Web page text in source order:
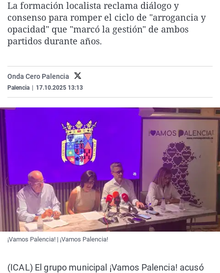
La rosa de los vientos
Gente viajera
Caso
Retornados
Extremadura
Galicia
Virales
Televisión
La formación localista reclama diálogo y
consenso para romper el ciclo de "arrogancia y
opacidad" que "marcó la gestión" de ambos
partidos durante años.
Onda Cero Palencia
Palencia 17.10.2025 13:13
¡Vamos Palencia! | ¡Vamos Palencia!
(ICAL) El grupo municipal ¡Vamos Palencia! acusó